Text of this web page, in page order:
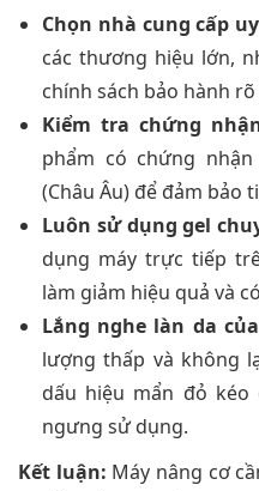
Chọn nhà cung cấp
các thương hiệu lớn,
chính sách bảo hành
Kiểm tra chứng
phẩm có chứng
(Châu Âu) để đảm bảo
Luôn sử dụng gel
dụng máy trực tiếp
làm giảm hiệu quả và
Lắng nghe làn da
lượng thấp và không
dấu hiệu mẩn đỏ kéo
ngưng sử dụng.
Kết luận: Máy nâng cơ